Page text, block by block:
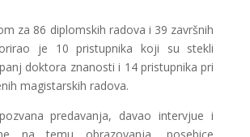
za 86 diplomskih radova i 39 završnih
je 10 pristupnika koji su stekli
doktora znanosti i 14 pristupnika pri
magistarskih radova.
predavanja, davao intervjue i